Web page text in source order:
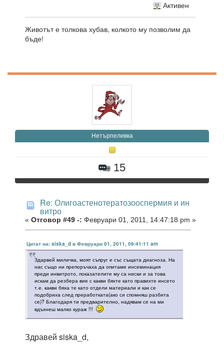
Активен
Животът е толкова хубав, колкото му позволим да
бъде!
Нетърпеливка
15
Re: Олигоастенотератозооспермия и ин
витро
« Отговор #49 -: Февруари 01, 2011, 14:47:18 pm »
Цитат на: siska_d в Февруари 01, 2011, 09:41:11 am
Здарвей миличка, моят съпруг е със същата диагноза. На
нас също ни препоръчаха да опитаме инсеминация
преди инвитрото, показателите му са ниски и за това
искам да резбера вие с какви бяхте като правихте инсето
т.е. какви бяха те като отдели материали и как се
подобриха след преработката(ако си спомняш разбита
се)? Благодаря ти предварително, надявам се на ми
вдъхнеш малко кураж !!!
Здравей siska_d,